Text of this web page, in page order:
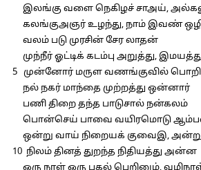
இலங்கு வளை நெகிழச் சாஅய்,
கலங்குஅஞர் உழந்து, நாம் இவண்
வலம் படு முரசின் சேர லாதன்
முந்நீர் ஓட்டிக் கடம்பு அறுத்து,
5 முன்னோர் மருள வணங்குவில்
நல் நகர் மாந்தை முற்றத்து ஒன்னார்
பணி திறை தந்த பாடுசால் நன்கலம்
பொன்செய் பாவை வயிரமொடு
ஒன்று வாய் நிறையக் குவைஇ,
10 நிலம் தினத் துறந்த நிதியத்து அன்ன